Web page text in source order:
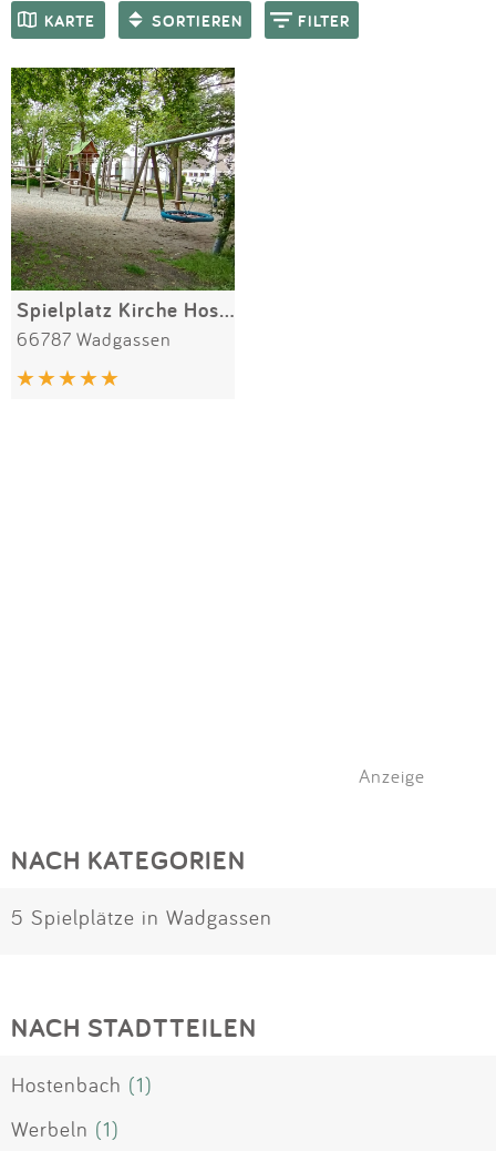
Anmelden
KARTE SORTIEREN FILTER
SPIELGERÄTE
Spielplatz Kirche Hostenbach
66787 Wadgassen
Anzeige
NACH KATEGORIEN
5 Spielplätze in Wadgassen
NACH STADTTEILEN
Hostenbach (1)
Werbeln (1)